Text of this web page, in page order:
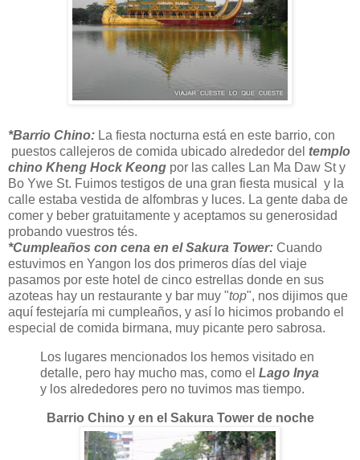
*Barrio Chino: La fiesta nocturna está en este barrio, con
puestos callejeros de comida ubicado alrededor del templo
chino Kheng Hock Keong por las calles Lan Ma Daw St y
Bo Ywe St. Fuimos testigos de una gran fiesta musical y la
calle estaba vestida de alfombras y luces. La gente daba de
comer y beber gratuitamente y aceptamos su generosidad
probando vuestros tés.
*Cumpleaños con cena en el Sakura Tower: Cuando
estuvimos en Yangon los dos primeros días del viaje
pasamos por este hotel de cinco estrellas donde en sus
azoteas hay un restaurante y bar muy "top", nos dijimos que
aquí festejaría mi cumpleaños, y así lo hicimos probando el
especial de comida birmana, muy picante pero sabrosa.
Los lugares mencionados los hemos visitado en
detalle, pero hay mucho mas, como el Lago Inya
y los alrededores pero no tuvimos mas tiempo.
Barrio Chino y en el Sakura Tower de noche